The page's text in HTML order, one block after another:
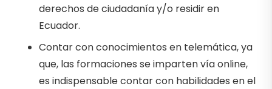
derechos de ciudadanía y/o residir en
Ecuador.
Contar con conocimientos en telemática, ya
que, las formaciones se imparten vía online,
es indispensable contar con habilidades en el